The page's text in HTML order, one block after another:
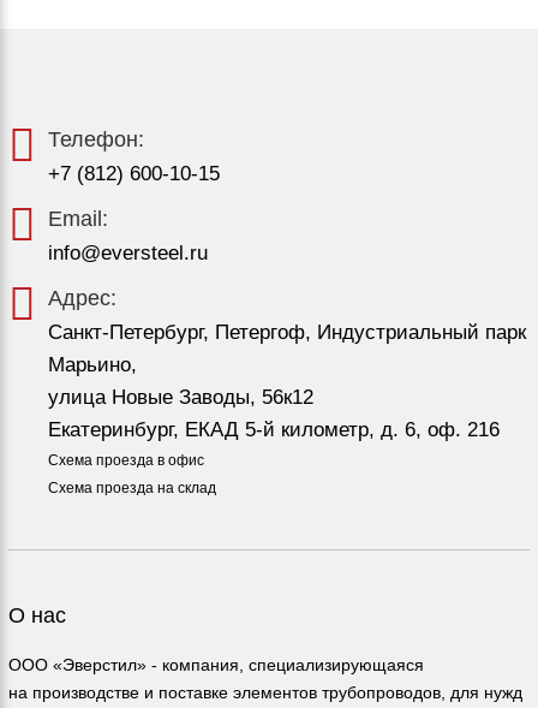
Телефон:
+7 (812) 600-10-15
Email:
info@eversteel.ru
Адрес:
Санкт-Петербург, Петергоф, Индустриальный парк
Марьино,
улица Новые Заводы, 56к12
Екатеринбург, ЕКАД 5-й километр, д. 6, оф. 216
Схема проезда в офис
Схема проезда на склад
О нас
ООО «Эверстил» - компания, специализирующаяся
на производстве и поставке элементов трубопроводов, для нужд